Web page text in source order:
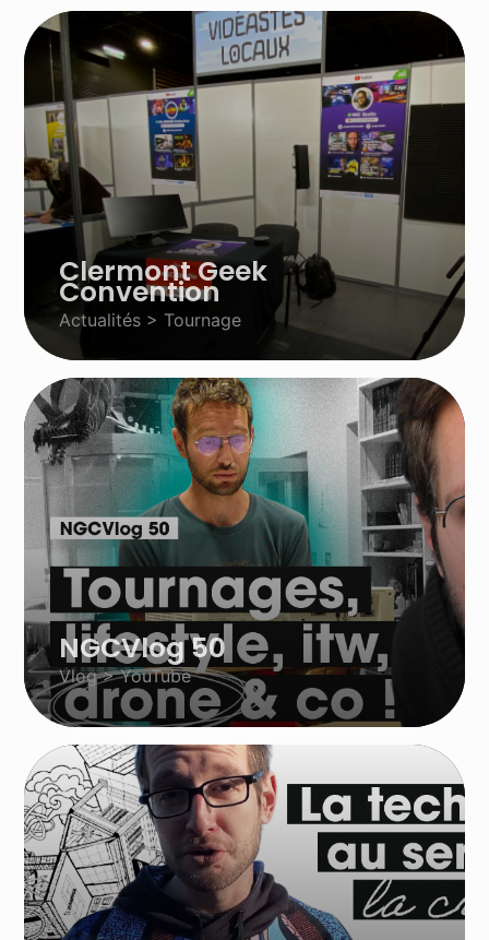
Clermont Geek
Convention
Actualités > Tournage
NGCVlog 50
Vlog > YouTube